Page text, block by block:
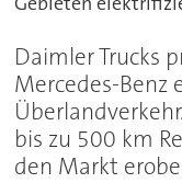
Daimler Trucks
Mercedes-Benz
bis zu 500 km
den Markt